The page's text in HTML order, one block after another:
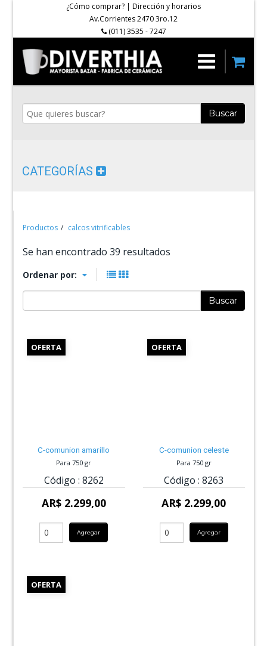
¿Cómo comprar? | Dirección y horarios
Av.Corrientes 2470 3ro.12
(011) 3535 - 7247
Buscar
CATEGORÍAS
Productos calcos vitrificables
Se han encontrado 39 resultados
Ordenar por:
Buscar
OFERTA
C-comunion amarillo
Para 750 gr
Código : 8262
AR$ 2.299,00
Agregar
OFERTA
C-comunion celeste
Para 750 gr
Código : 8263
AR$ 2.299,00
Agregar
OFERTA